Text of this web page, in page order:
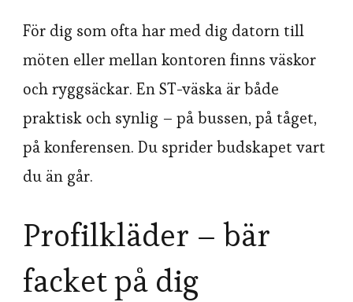
För dig som ofta har med dig datorn till
möten eller mellan kontoren finns väskor
och ryggsäckar. En ST-väska är både
praktisk och synlig – på bussen, på tåget,
på konferensen. Du sprider budskapet vart
du än går.
Profilkläder – bär
facket på dig